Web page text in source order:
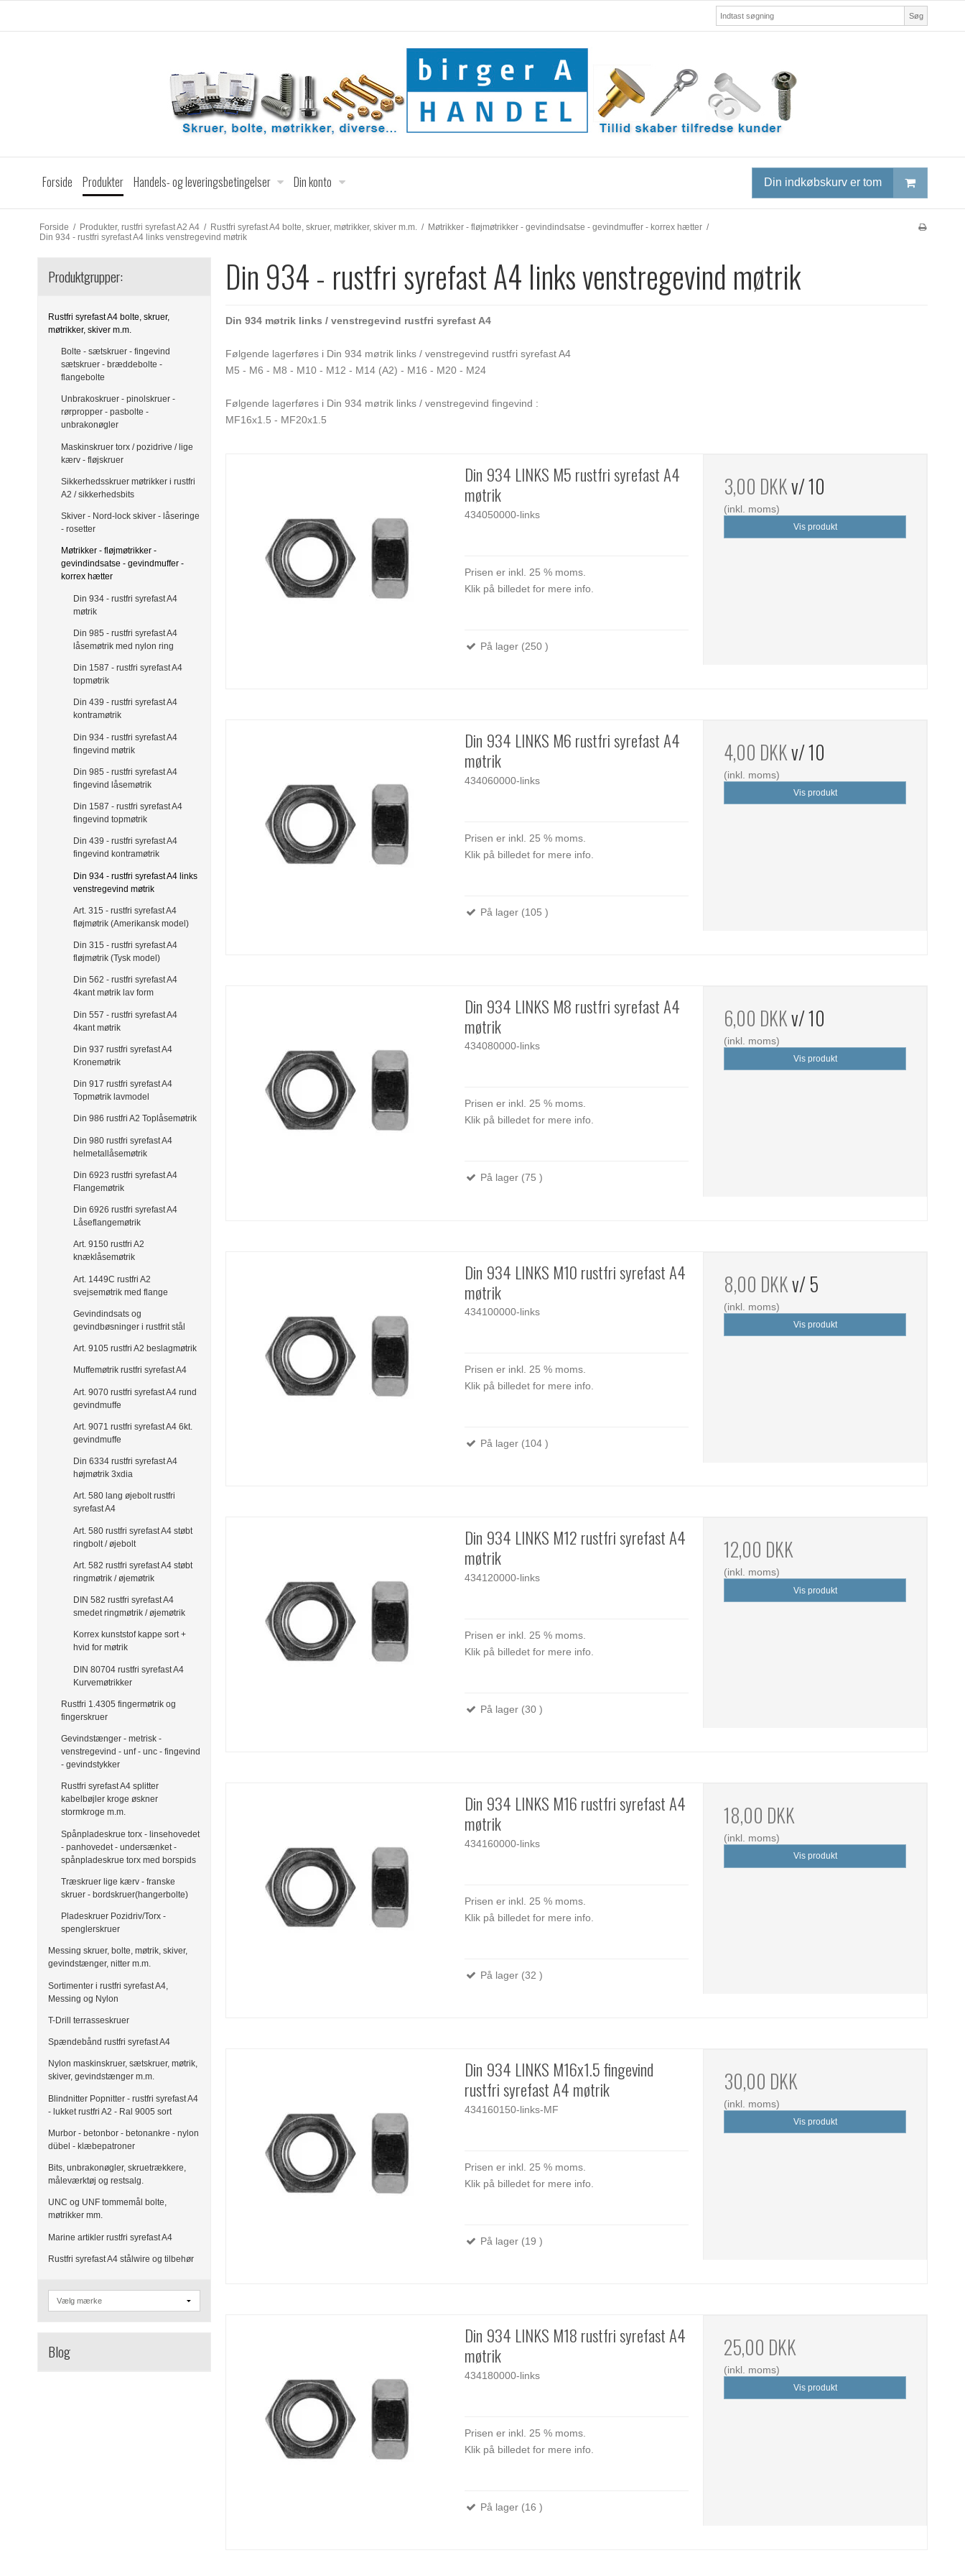
Søg
Forside Produkter Handels- og leveringsbetingelser Din konto Din indkøbskurv er tom
Forside / Produkter, rustfri syrefast A2 A4 / Rustfri syrefast A4 bolte, skruer, møtrikker, skiver m.m. / Møtrikker - fløjmøtrikker - gevindindsatse - gevindmuffer - korrex hætter /
Din 934 - rustfri syrefast A4 links venstregevind møtrik
Produktgrupper:
Rustfri syrefast A4 bolte, skruer,
møtrikker, skiver m.m.
Bolte - sætskruer - fingevind
sætskruer - bræddebolte -
flangebolte
Unbrakoskruer - pinolskruer -
rørpropper - pasbolte -
unbrakonøgler
Maskinskruer torx / pozidrive / lige
kærv - fløjskruer
Sikkerhedsskruer møtrikker i rustfri
A2 / sikkerhedsbits
Skiver - Nord-lock skiver - låseringe
- rosetter
Møtrikker - fløjmøtrikker -
gevindindsatse - gevindmuffer -
korrex hætter
Din 934 - rustfri syrefast A4
møtrik
Din 985 - rustfri syrefast A4
låsemøtrik med nylon ring
Din 1587 - rustfri syrefast A4
topmøtrik
Din 439 - rustfri syrefast A4
kontramøtrik
Din 934 - rustfri syrefast A4
fingevind møtrik
Din 985 - rustfri syrefast A4
fingevind låsemøtrik
Din 1587 - rustfri syrefast A4
fingevind topmøtrik
Din 439 - rustfri syrefast A4
fingevind kontramøtrik
Din 934 - rustfri syrefast A4 links
venstregevind møtrik
Art. 315 - rustfri syrefast A4
fløjmøtrik (Amerikansk model)
Din 315 - rustfri syrefast A4
fløjmøtrik (Tysk model)
Din 562 - rustfri syrefast A4
4kant møtrik lav form
Din 557 - rustfri syrefast A4
4kant møtrik
Din 937 rustfri syrefast A4
Kronemøtrik
Din 917 rustfri syrefast A4
Topmøtrik lavmodel
Din 986 rustfri A2 Toplåsemøtrik
Din 980 rustfri syrefast A4
helmetallåsemøtrik
Din 6923 rustfri syrefast A4
Flangemøtrik
Din 6926 rustfri syrefast A4
Låseflangemøtrik
Art. 9150 rustfri A2
knæklåsemøtrik
Art. 1449C rustfri A2
svejsemøtrik med flange
Gevindindsats og
gevindbøsninger i rustfrit stål
Art. 9105 rustfri A2 beslagmøtrik
Muffemøtrik rustfri syrefast A4
Art. 9070 rustfri syrefast A4 rund
gevindmuffe
Art. 9071 rustfri syrefast A4 6kt.
gevindmuffe
Din 6334 rustfri syrefast A4
højmøtrik 3xdia
Art. 580 lang øjebolt rustfri
syrefast A4
Art. 580 rustfri syrefast A4 støbt
ringbolt / øjebolt
Art. 582 rustfri syrefast A4 støbt
ringmøtrik / øjemøtrik
DIN 582 rustfri syrefast A4
smedet ringmøtrik / øjemøtrik
Korrex kunststof kappe sort +
hvid for møtrik
DIN 80704 rustfri syrefast A4
Kurvemøtrikker
Rustfri 1.4305 fingermøtrik og
fingerskruer
Gevindstænger - metrisk -
venstregevind - unf - unc - fingevind
- gevindstykker
Rustfri syrefast A4 splitter
kabelbøjler kroge øskner
stormkroge m.m.
Spånpladeskrue torx - linsehovedet
- panhovedet - undersænket -
spånpladeskrue torx med borspids
Træskruer lige kærv - franske
skruer - bordskruer(hangerbolte)
Pladeskruer Pozidriv/Torx -
spenglerskruer
Messing skruer, bolte, møtrik, skiver,
gevindstænger, nitter m.m.
Sortimenter i rustfri syrefast A4,
Messing og Nylon
T-Drill terrasseskruer
Spændebånd rustfri syrefast A4
Nylon maskinskruer, sætskruer, møtrik,
skiver, gevindstænger m.m.
Blindnitter Popnitter - rustfri syrefast A4
- lukket rustfri A2 - Ral 9005 sort
Murbor - betonbor - betonankre - nylon
dübel - klæbepatroner
Bits, unbrakonøgler, skruetrækkere,
måleværktøj og restsalg.
UNC og UNF tommemål bolte,
møtrikker mm.
Marine artikler rustfri syrefast A4
Rustfri syrefast A4 stålwire og tilbehør
Blog
Din 934 - rustfri syrefast A4 links venstregevind møtrik
Din 934 møtrik links / venstregevind rustfri syrefast A4
Følgende lagerføres i Din 934 møtrik links / venstregevind rustfri syrefast A4
M5 - M6 - M8 - M10 - M12 - M14 (A2) - M16 - M20 - M24
Følgende lagerføres i Din 934 møtrik links / venstregevind fingevind :
MF16x1.5 - MF20x1.5
Din 934 LINKS M5 rustfri syrefast A4
møtrik
434050000-links
Prisen er inkl. 25 % moms.
Klik på billedet for mere info.
På lager (250 )
3,00 DKKv/ 10
(inkl. moms)
Vis produkt
Din 934 LINKS M6 rustfri syrefast A4
møtrik
434060000-links
Prisen er inkl. 25 % moms.
Klik på billedet for mere info.
På lager (105 )
4,00 DKKv/ 10
(inkl. moms)
Vis produkt
Din 934 LINKS M8 rustfri syrefast A4
møtrik
434080000-links
Prisen er inkl. 25 % moms.
Klik på billedet for mere info.
På lager (75 )
6,00 DKKv/ 10
(inkl. moms)
Vis produkt
Din 934 LINKS M10 rustfri syrefast A4
møtrik
434100000-links
Prisen er inkl. 25 % moms.
Klik på billedet for mere info.
På lager (104 )
8,00 DKKv/ 5
(inkl. moms)
Vis produkt
Din 934 LINKS M12 rustfri syrefast A4
møtrik
434120000-links
Prisen er inkl. 25 % moms.
Klik på billedet for mere info.
På lager (30 )
12,00 DKK
(inkl. moms)
Vis produkt
Din 934 LINKS M16 rustfri syrefast A4
møtrik
434160000-links
Prisen er inkl. 25 % moms.
Klik på billedet for mere info.
På lager (32 )
18,00 DKK
(inkl. moms)
Vis produkt
Din 934 LINKS M16x1.5 fingevind
rustfri syrefast A4 møtrik
434160150-links-MF
Prisen er inkl. 25 % moms.
Klik på billedet for mere info.
På lager (19 )
30,00 DKK
(inkl. moms)
Vis produkt
Din 934 LINKS M18 rustfri syrefast A4
møtrik
434180000-links
Prisen er inkl. 25 % moms.
Klik på billedet for mere info.
På lager (16 )
25,00 DKK
(inkl. moms)
Vis produkt